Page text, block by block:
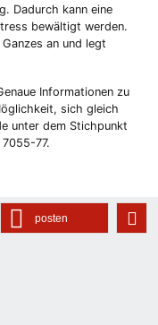
Dadurch kann eine
bewältigt werden.
an und legt
Informationen zu
sich gleich
unter dem Stichpunkt
77.
posten